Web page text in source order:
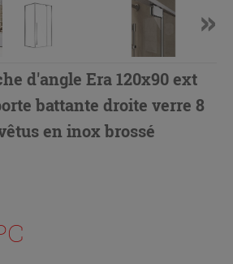
d'angle Era 120x90 ext
battante droite verre 8
en inox brossé